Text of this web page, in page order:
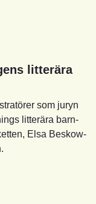
litterära
som juryn
litterära barn-
Elsa Beskow-